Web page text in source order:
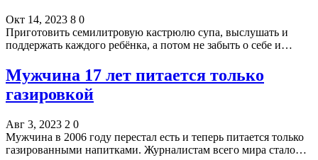
Окт 14, 2023 8 0
Приготовить семилитровую кастрюлю супа, выслушать и
поддержать каждого ребёнка, а потом не забыть о себе и…
Мужчина 17 лет питается только
газировкой
Авг 3, 2023 2 0
Мужчина в 2006 году перестал есть и теперь питается только
газированными напитками. Журналистам всего мира стало…